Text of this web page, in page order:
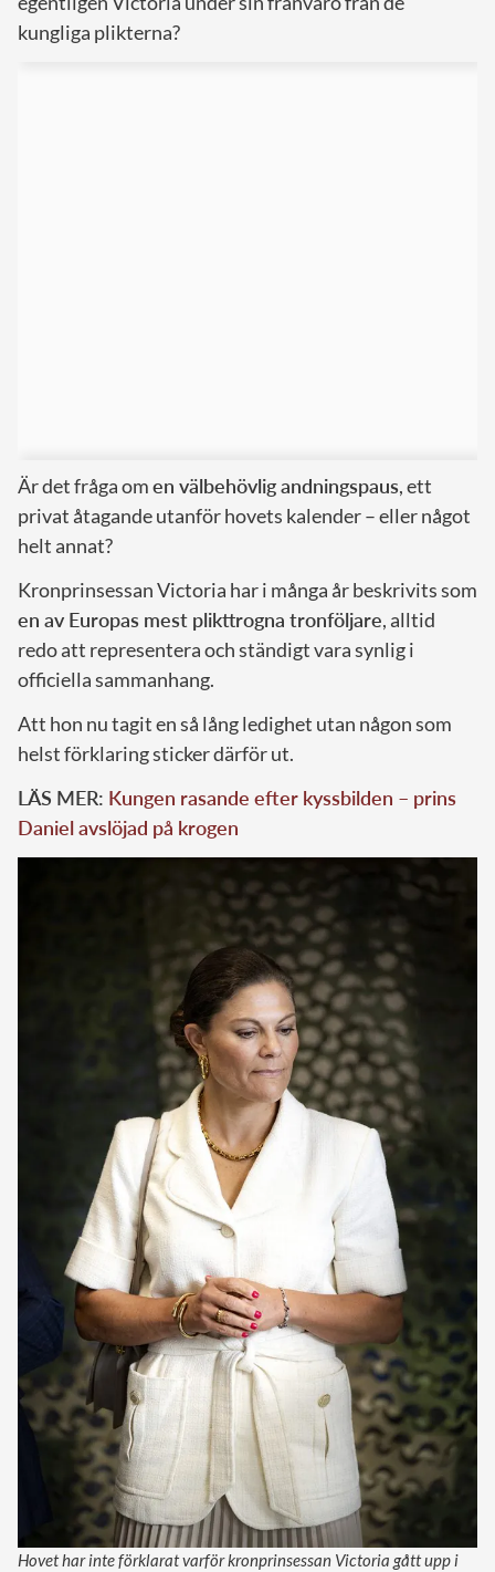
kungliga plikterna?
Är det fråga omen välbehövlig andningspaus, ett
privat åtagande utanför hovets kalender – eller något
helt annat?
Kronprinsessan Victoria har i många år beskrivits som
en av Europas mest plikttrogna tronföljare, alltid
redo att representera och ständigt vara synlig i
officiella sammanhang.
Att hon nu tagit en så lång ledighet utan någon som
helst förklaring sticker därför ut.
LÄS MER: Kungen rasande efter kyssbilden – prins
Daniel avslöjad på krogen
Hovet har inte förklarat varför kronprinsessan Victoria gått upp i